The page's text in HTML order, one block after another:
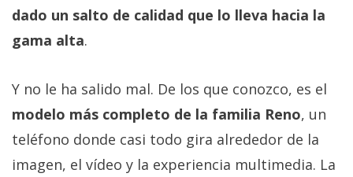
dado un salto de calidad que lo lleva hacia la
gama alta.
Y no le ha salido mal. De los que conozco, es el
modelo más completo de la familia Reno, un
teléfono donde casi todo gira alrededor de la
imagen, el vídeo y la experiencia multimedia. La